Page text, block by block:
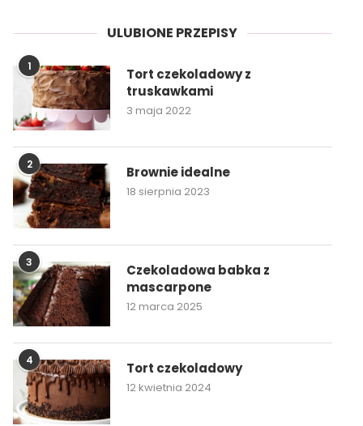
ULUBIONE PRZEPISY
1
Tort czekoladowy z
truskawkami
3 maja 2022
2 Brownie idealne
18 sierpnia 2023
3
Czekoladowa babka z
mascarpone
12 marca 2025
4 Tort czekoladowy
12 kwietnia 2024